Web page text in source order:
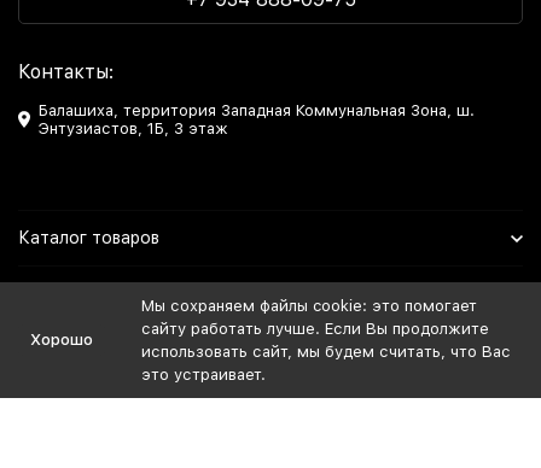
Контакты:
Балашиха, территория Западная Коммунальная Зона, ш.
Энтузиастов, 1Б, 3 этаж
Каталог товаров
Мы в Соцсетях
Хорошо
Мы сохраняем файлы cookie: это помогает
сайту работать лучше. Если Вы продолжите
использовать сайт, мы будем считать, что Вас
это устраивает.